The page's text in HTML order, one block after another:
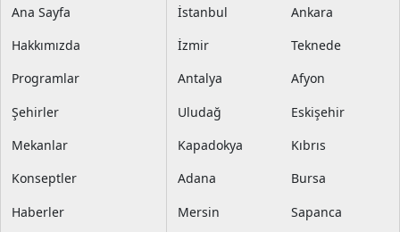
Ana Sayfa
Hakkımızda
Programlar
Şehirler
Mekanlar
Konseptler
Haberler
İstanbul
Ankara
İzmir
Teknede
Antalya
Afyon
Uludağ
Eskişehir
Kapadokya
Kıbrıs
Adana
Bursa
Mersin
Sapanca